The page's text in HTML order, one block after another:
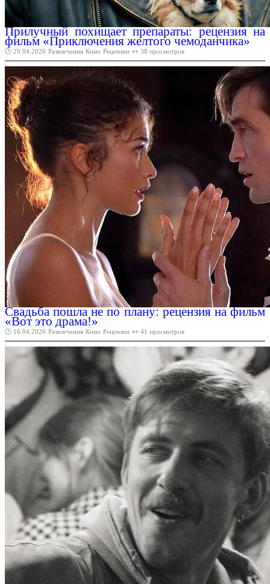
Прилучный похищает препараты: рецензия на
фильм «Приключения желтого чемоданчика»
🕑 29.04.2026 Развлечения Кино Рецензии 👀 38 просмотров
Свадьба пошла не по плану: рецензия на фильм
«Вот это драма!»
🕑 16.04.2026 Развлечения Кино Рецензии 👀 41 просмотров